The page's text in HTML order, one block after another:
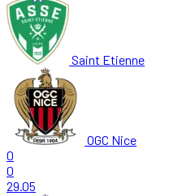
Saint Etienne
OGC Nice
0
0
29.05